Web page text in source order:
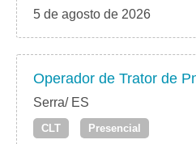
5 de agosto de 2026
Operador de Trator de
Serra/ ES
CLT Presencial